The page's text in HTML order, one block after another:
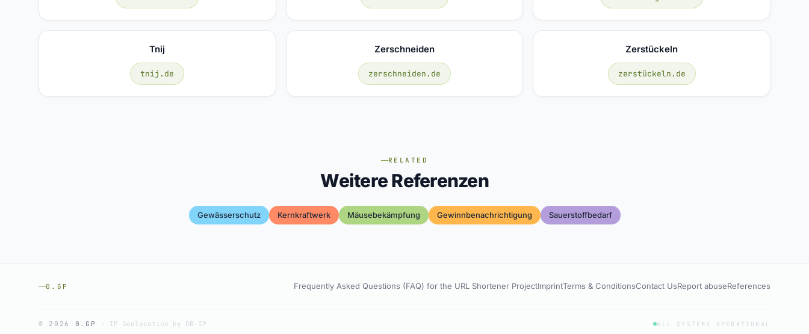
Tnij
tnij.de
Zerschneiden
zerschneiden.de
Zerstückeln
zerstückeln.de
RELATED
Weitere Referenzen
Gewässerschutz Kernkraftwerk Mäusebekämpfung Gewinnbenachrichtigung Sauerstoffbedarf
0.GP Frequently Asked Questions (FAQ) for the URL Shortener ProjectImprintTerms & ConditionsContact UsReport abuseReferences
© 2026 0.GP · IP Geolocation by DB-IP ALL SYSTEMS OPERATIONAL